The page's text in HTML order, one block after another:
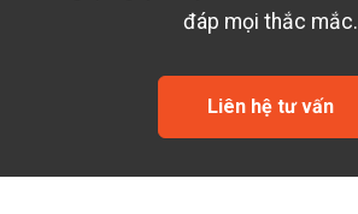
đáp mọi thắc mắc.
Liên hệ tư vấn